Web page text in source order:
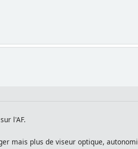
l'AF.
mais plus de viseur optique,